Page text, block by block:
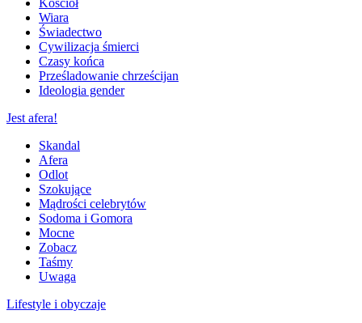
Wiara
Świadectwo
Cywilizacja śmierci
Czasy końca
Prześladowanie chrześcijan
Ideologia gender
Jest afera!
Skandal
Afera
Odlot
Szokujące
Mądrości celebrytów
Sodoma i Gomora
Mocne
Zobacz
Taśmy
Uwaga
Lifestyle i obyczaje